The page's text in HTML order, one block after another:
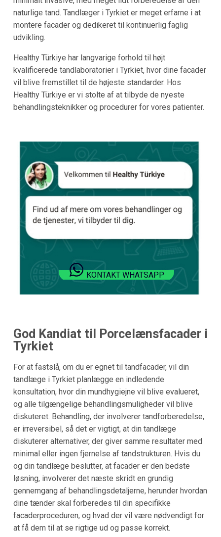
naturlige tand. Tandlæger i Tyrkiet er meget erfarne i at
montere facader og dedikeret til kontinuerlig faglig
udvikling.
Healthy Türkiye har langvarige forhold til højt
kvalificerede tandlaboratorier i Tyrkiet, hvor dine facader
vil blive fremstillet til de højeste standarder. Hos
Healthy Türkiye er vi stolte af at tilbyde de nyeste
behandlingsteknikker og procedurer for vores patienter.
KONTAKT WHATSAPP
God Kandiat til Porcelænsfacader i
Tyrkiet
For at fastslå, om du er egnet til tandfacader, vil din
tandlæge i Tyrkiet planlægge en indledende
konsultation, hvor din mundhygiejne vil blive evalueret,
og alle tilgængelige behandlingsmuligheder vil blive
diskuteret. Behandling, der involverer tandforberedelse,
er irreversibel, så det er vigtigt, at din tandlæge
diskuterer alternativer, der giver samme resultater med
minimal eller ingen fjernelse af tandstrukturen. Hvis du
og din tandlæge beslutter, at facader er den bedste
løsning, involverer det næste skridt en grundig
gennemgang af behandlingsdetaljerne, herunder hvordan
dine tænder skal forberedes til din specifikke
facaderproceduren, og hvad der vil være nødvendigt for
at få dem til at se rigtige ud og passe korrekt.